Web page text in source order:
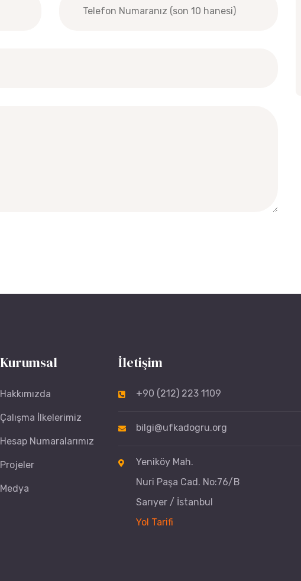
Kurumsal
Hakkımızda
Çalışma İlkelerimiz
Hesap Numaralarımız
Projeler
Medya
İletişim
+90 (212) 223 1109
bilgi@ufkadogru.org
Yeniköy Mah.
Nuri Paşa Cad. No:76/B
Sarıyer / İstanbul
Yol Tarifi